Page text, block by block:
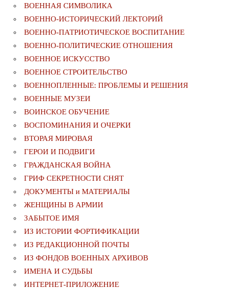
ВОЕННАЯ СИМВОЛИКА
ВОЕННО-ИСТОРИЧЕСКИЙ ЛЕКТОРИЙ
ВОЕННО-ПАТРИОТИЧЕСКОЕ ВОСПИТАНИЕ
ВОЕННО-ПОЛИТИЧЕСКИE ОТНОШЕНИЯ
ВОЕННОЕ ИСКУССТВО
ВОЕННОЕ СТРОИТЕЛЬСТВО
ВОЕННОПЛЕННЫЕ: ПРОБЛЕМЫ И РЕШЕНИЯ
ВОЕННЫЕ МУЗЕИ
ВОИНСКОЕ ОБУЧЕНИЕ
ВОСПОМИНАНИЯ И ОЧЕРКИ
ВТОРАЯ МИРОВАЯ
ГЕРОИ И ПОДВИГИ
ГРАЖДАНСКАЯ ВОЙНА
ГРИФ СЕКРЕТНОСТИ СНЯТ
ДОКУМЕНТЫ и МАТЕРИАЛЫ
ЖЕНЩИНЫ В АРМИИ
ЗАБЫТОЕ ИМЯ
ИЗ ИСТОРИИ ФОРТИФИКАЦИИ
ИЗ РЕДАКЦИОННОЙ ПОЧТЫ
ИЗ ФОНДОВ ВОЕННЫХ АРХИВОВ
ИМЕНА И СУДЬБЫ
ИНТЕРНЕТ-ПРИЛОЖЕНИЕ